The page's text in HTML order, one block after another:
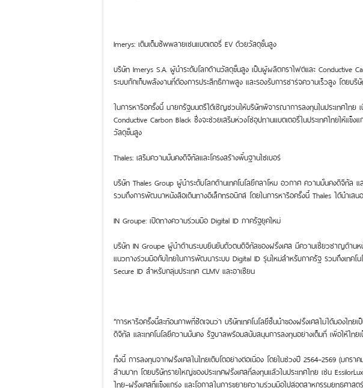
Imerys: เติมเต็มซัพพลายเชนแบตเตอรี่ EV ด้วยวัสดุขั้นสูง
บริษัท Imerys S.A. ผู้นำระดับโลกด้านวัสดุขั้นสูง เป็นผู้ผลิตกราไฟต์และ Conductive
ระบบกักเก็บพลังงานที่ต้องการประสิทธิภาพสูง และรองรับการชาร์จความเร็วสูง โดยบ
ในการหารือครั้งนี้ นายกรัฐมนตรีได้เชิญชวนให้บริษัทพิจารณาการลงทุนในประเทศไท
Conductive Carbon Black ซึ่งจะช่วยเสริมห่วงโซ่อุปทานแบตเตอรี่ในประเทศไทยให้
วัสดุขั้นสูง
Thales: เสริมความมั่นคงดิจิทัลและโครงสร้างพื้นฐานไซเบอร์
บริษัท Thales Group ผู้นำระดับโลกด้านเทคโนโลยีกลาโหม อวกาศ ความมั่นคงดิจิทัล
รวมถึงการพัฒนาหนังสือเดินทางอิเล็กทรอนิกส์ โดยในการหารือครั้งนี้ Thales ได้นำเ
IN Groupe: เปิดทางความร่วมมือ Digital ID ภาครัฐยุคใหม่
บริษัท IN Groupe ผู้นำด้านระบบยืนยันตัวตนดิจิทัลของฝรั่งเศส มีความเชี่ยวชาญด้าน
แนวทางร่วมมือกับไทยในการพัฒนาระบบ Digital ID รุ่นใหม่สำหรับภาครัฐ รวมถึงเทค
Secure ID สำหรับกลุ่มประเทศ CLMV และอาเซียน
“การหารือครั้งนี้สะท้อนภาพที่ชัดเจนว่า บริษัทเทคโนโลยีชั้นนำของฝรั่งเศสไม่ได้มองไ
ดิจิทัล และเทคโนโลยีความมั่นคง รัฐบาลพร้อมสนับสนุนการลงทุนอย่างเต็มที่ เพื่อให้ไท
ทั้งนี้ การลงทุนจากฝรั่งเศสในไทยเติบโตอย่างต่อเนื่อง โดยในช่วงปี 2564–2569 (มก
ล้านบาท โดยบริษัทรายใหญ่ของประเทศฝรั่งเศสที่ลงทุนแล้วในประเทศไทย เช่น
ไทย–ฝรั่งเศสที่แข็งแกร่ง และโอกาสในการขยายความร่วมมือไปสู่อุตสาหกรรมยุทธศาส